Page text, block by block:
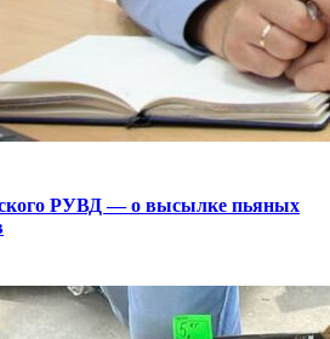
РУВД — о высылке пьяных